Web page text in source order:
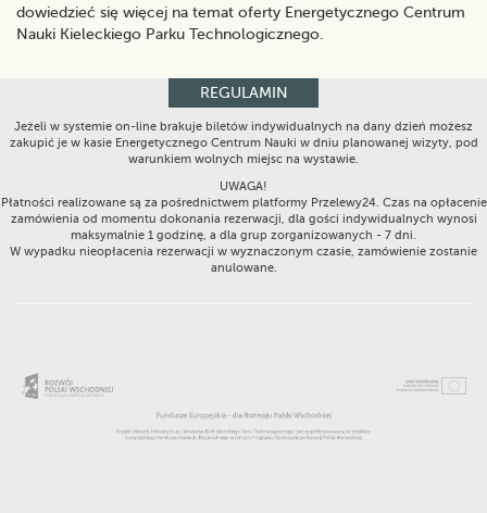
dowiedzieć się więcej na temat oferty Energetycznego Centrum
Nauki Kieleckiego Parku Technologicznego.
REGULAMIN
Jeżeli w systemie on-line brakuje biletów indywidualnych na dany dzień możesz
zakupić je w kasie Energetycznego Centrum Nauki w dniu planowanej wizyty, pod
warunkiem wolnych miejsc na wystawie.
UWAGA!
Płatności realizowane są za pośrednictwem platformy Przelewy24. Czas na opłacenie
zamówienia od momentu dokonania rezerwacji, dla gości indywidualnych wynosi
maksymalnie 1 godzinę, a dla grup zorganizowanych - 7 dni.
W wypadku nieopłacenia rezerwacji w wyznaczonym czasie, zamówienie zostanie
anulowane.